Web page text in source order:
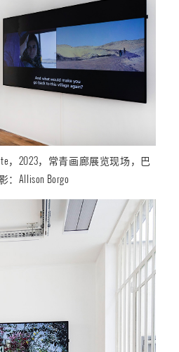
，2023， 常青画廊展览现场，巴
Allison Borgo